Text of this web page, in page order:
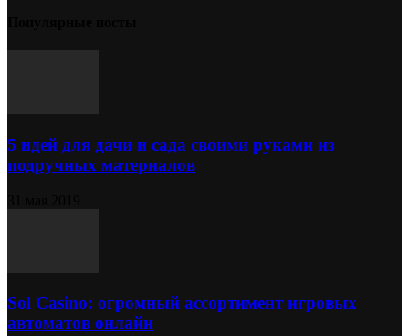
5 идей для дачи и сада своими руками из
подручных материалов
Sol Сasino: огромный ассортимент игровых
автоматов онлайн